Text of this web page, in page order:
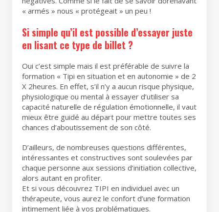
« armés » nous « protégeait » un peu !
Si simple qu’il est possible d’essayer juste
en lisant ce type de billet ?
Oui c’est simple mais il est préférable de suivre la
formation « Tipi en situation et en autonomie » de 2
X 2heures. En effet, s’il n’y a aucun risque physique,
physiologique ou mental à essayer d’utiliser sa
capacité naturelle de régulation émotionnelle, il vaut
mieux être guidé au départ pour mettre toutes ses
chances d’aboutissement de son côté.
D’ailleurs, de nombreuses questions différentes,
intéressantes et constructives sont soulevées par
chaque personne aux sessions d’initiation collective,
alors autant en profiter.
Et si vous découvrez TIPI en individuel avec un
thérapeute, vous aurez le confort d’une formation
intimement liée à vos problématiques.